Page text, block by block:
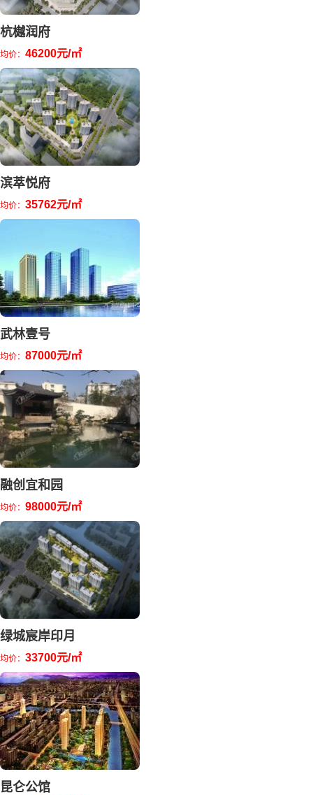
杭樾润府
均价： 46200元/㎡
滨萃悦府
均价： 35762元/㎡
武林壹号
均价： 87000元/㎡
融创宜和园
均价： 98000元/㎡
绿城宸岸印月
均价： 33700元/㎡
昆仑公馆